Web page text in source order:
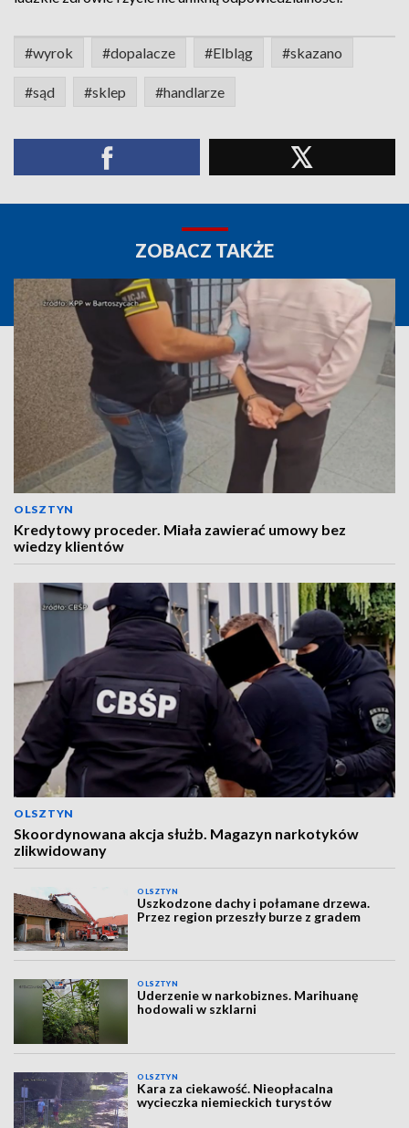
#wyrok #dopalacze #Elbląg #skazano
#sąd #sklep #handlarze
ZOBACZ TAKŻE
OLSZTYN
Kredytowy proceder. Miała zawierać umowy bez
wiedzy klientów
OLSZTYN
Skoordynowana akcja służb. Magazyn narkotyków
zlikwidowany
OLSZTYN
Uszkodzone dachy i połamane drzewa.
Przez region przeszły burze z gradem
OLSZTYN
Uderzenie w narkobiznes. Marihuanę
hodowali w szklarni
OLSZTYN
Kara za ciekawość. Nieopłacalna
wycieczka niemieckich turystów